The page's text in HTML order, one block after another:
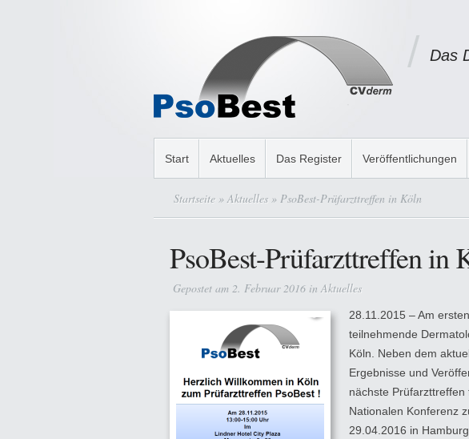
Das
Start Aktuelles Das Register Veröffentlichungen
Startseite » Aktuelles » PsoBest-Prüfarzttreffen in Köln
PsoBest-Prüfarzttreffen in
Gepostet am 2. Februar 2016 in Aktuelles
28.11.2015 – Am
teilnehmende
Köln. Neben dem
Ergebnisse und
nächste Prüfarzttreffen
Nationalen Konferenz
29.04.2016 in Hamburg